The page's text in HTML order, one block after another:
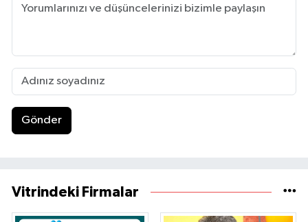
Gönder
Vitrindeki Firmalar